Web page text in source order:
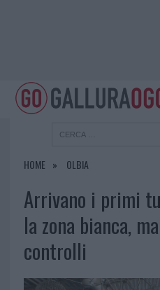
HOME OLBIA
Arrivano i primi
la zona bianca,
controlli